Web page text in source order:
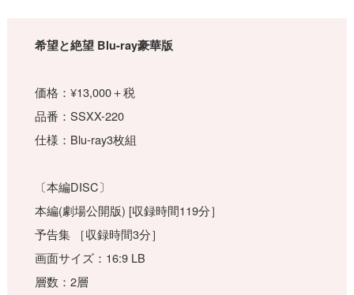
希望と絶望 Blu-ray豪華版
価格：¥13,000＋税
品番：SSXX-220
仕様：Blu-ray3枚組
〔本編DISC〕
本編(劇場公開版) [収録時間119分］
予告集 ［収録時間3分］
画面サイズ：16:9 LB
層数：2層